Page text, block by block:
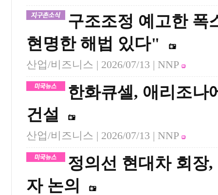
구조조정 예고한 폭
현명한 해법 있다"
산업/비즈니스 | 2026/07/13 | NNP
한화큐셀, 애리조나
건설
산업/비즈니스 | 2026/07/13 | NNP
정의선 현대차 회장
자 논의